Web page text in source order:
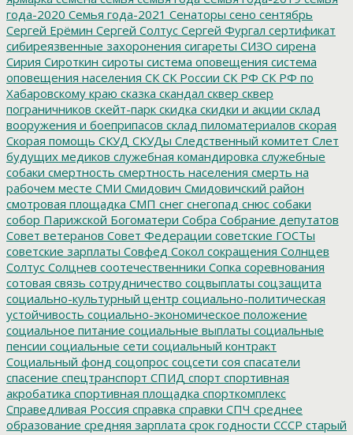
года-2020 Семья года-2021 Сенаторы сено сентябрь
Сергей Ерёмин Сергей Солтус Сергей Фургал сертификат
сибиреязвенные захоронения сигареты СИЗО сирена
Сирия Сироткин сироты система оповещения система
оповещения населения СК СК России СК РФ СК РФ по
Хабаровскому краю сказка скандал сквер сквер
пограничников скейт-парк скидка скидки и акции склад
вооружения и боеприпасов склад пиломатериалов скорая
Скорая помощь СКУД СКУДы Следственный комитет Слет
будущих медиков служебная командировка служебные
собаки смертность смертность населения смерть на
рабочем месте СМИ Смидович Смидовичский район
смотровая площадка СМП снег снегопад снюс собаки
собор Парижской Богоматери Собра Собрание депутатов
Совет ветеранов Совет Федерации советские ГОСТы
советские зарплаты Совфед Сокол сокращения Солнцев
Солтус Солцнев соотечественники Сопка соревнования
сотовая связь сотрудничество соцвыплаты соцзащита
социально-культурный центр социально-политическая
устойчивость социально-экономическое положение
социальное питание социальные выплаты социальные
пенсии социальные сети социальный контракт
Социальный фонд соцопрос соцсети соя спасатели
спасение спецтранспорт СПИД спорт спортивная
акробатика спортивная площадка спорткомплекс
Справедливая Россия справка справки СПЧ среднее
образование средняя зарплата срок годности СССР старый